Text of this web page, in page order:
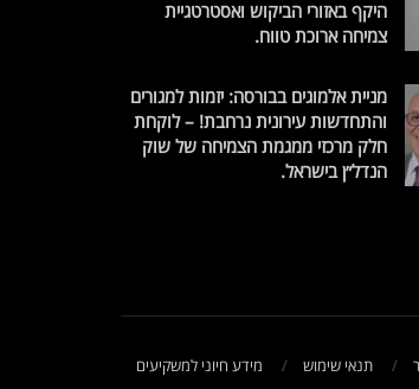
היקף באזורי הביקוש ואסטרטגיית
צמיחה ארוכת טווח.
מניית אלמוגים בבורסה: יזמות למגורים
והתחדשות עירונית נרחבת! – לוקחת
חלק מרכזי ממגמת הצמיחה של שוק
הנדל״ן בישראל.
תנאי שימוש מידע חיוני למשקיעים